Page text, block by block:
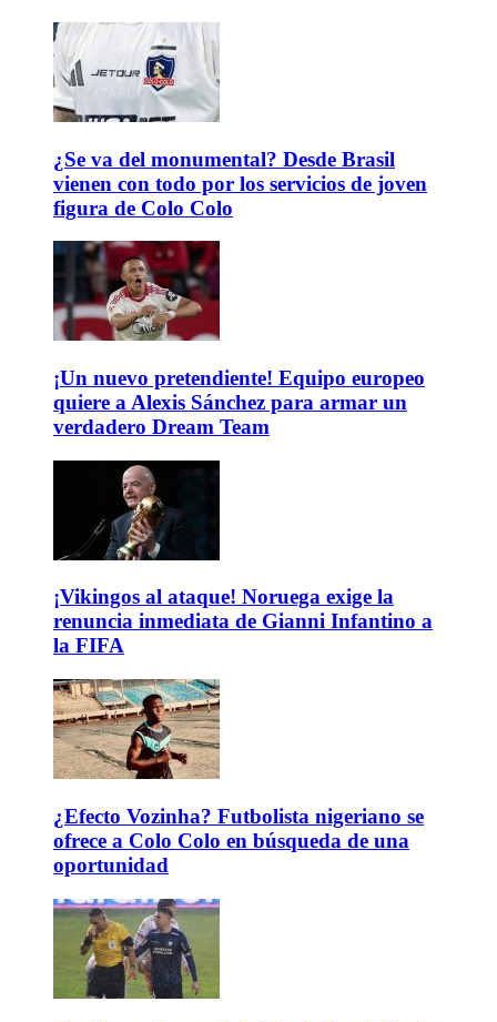
¿Se va del monumental? Desde Brasil
vienen con todo por los servicios de joven
figura de Colo Colo
¡Un nuevo pretendiente! Equipo europeo
quiere a Alexis Sánchez para armar un
verdadero Dream Team
¡Vikingos al ataque! Noruega exige la
renuncia inmediata de Gianni Infantino a
la FIFA
¿Efecto Vozinha? Futbolista nigeriano se
ofrece a Colo Colo en búsqueda de una
oportunidad